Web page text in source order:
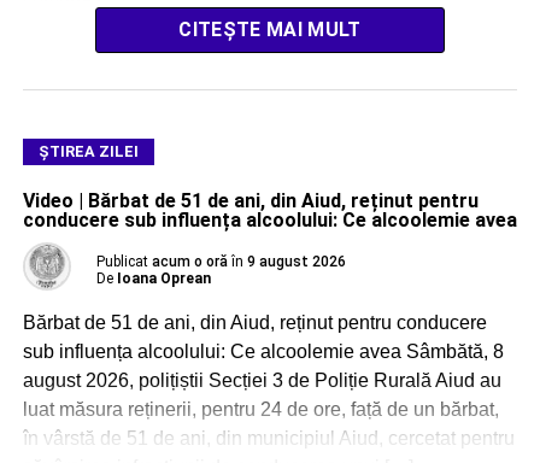
CITEȘTE MAI MULT
ŞTIREA ZILEI
Video | Bărbat de 51 de ani, din Aiud, reținut pentru
conducere sub influența alcoolului: Ce alcoolemie avea
Publicat acum o oră în 9 august 2026
De Ioana Oprean
Bărbat de 51 de ani, din Aiud, reținut pentru conducere
sub influența alcoolului: Ce alcoolemie avea Sâmbătă, 8
august 2026, polițiștii Secției 3 de Poliție Rurală Aiud au
luat măsura reținerii, pentru 24 de ore, față de un bărbat,
în vârstă de 51 de ani, din municipiul Aiud, cercetat pentru